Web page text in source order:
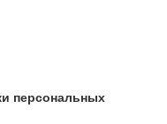
персональных